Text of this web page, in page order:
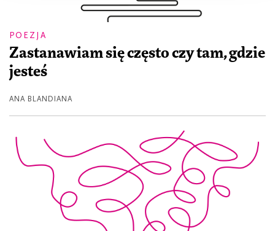
POEZJA
Zastanawiam się często czy tam, gdzie
jesteś
ANA BLANDIANA